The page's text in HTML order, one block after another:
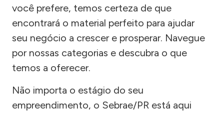
você prefere, temos certeza de que
encontrará o material perfeito para ajudar
seu negócio a crescer e prosperar. Navegue
por nossas categorias e descubra o que
temos a oferecer.
Não importa o estágio do seu
empreendimento, o Sebrae/PR está aqui